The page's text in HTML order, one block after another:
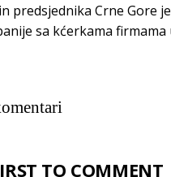
predsjednika Crne Gore
sa kćerkama firmama
TO COMMENT